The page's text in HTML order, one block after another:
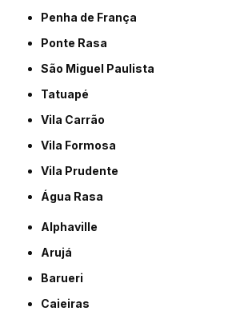
Penha de França
Ponte Rasa
São Miguel Paulista
Tatuapé
Vila Carrão
Vila Formosa
Vila Prudente
Água Rasa
Alphaville
Arujá
Barueri
Caieiras